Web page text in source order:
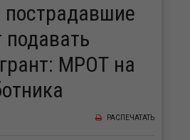
пострадавшие
МРОТ на
РАСПЕЧАТАТЬ